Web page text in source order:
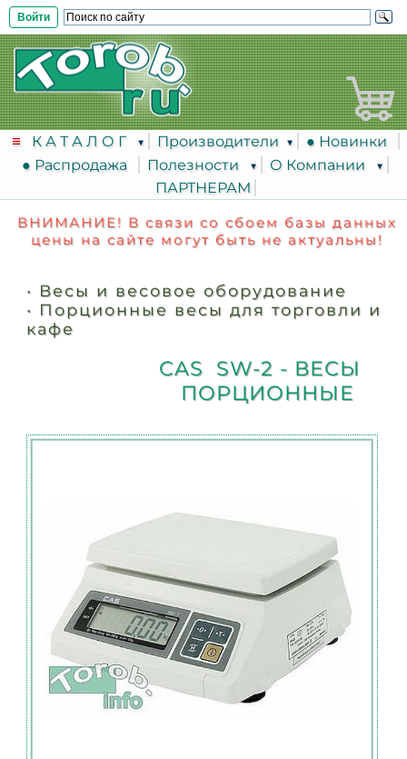
Войти
К А Т А Л О Г Производители
● Новинки
● Распродажа
Полезности
О Компании
ПАРТНЕРАМ
ВНИМАНИЕ! В связи со сбоем базы данных
цены на сайте могут быть не актуальны!
• Весы и весовое оборудование
• Порционные весы для торговли и
кафе
CAS SW-2 - ВЕСЫ
ПОРЦИОННЫЕ